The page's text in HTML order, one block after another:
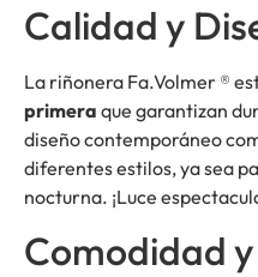
Calidad y
La riñonera Fa.Volmer ®
primera que garantizan
diseño contemporáneo
diferentes estilos, ya sea
nocturna. ¡Luce
Comodidad